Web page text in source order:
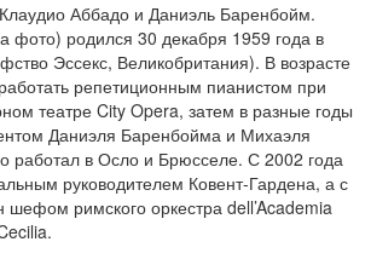
Аббадо и Даниэль Баренбойм.
фото) родился 30 декабря 1959 года в
Эссекс, Великобритания). В возрасте
репетиционным пианистом при
театре City Opera, затем в разные годы
Даниэля Баренбойма и Михаэля
работал в Осло и Брюсселе. С 2002 года
руководителем Ковент-Гардена, а с
шефом римского оркестра dell’Academia